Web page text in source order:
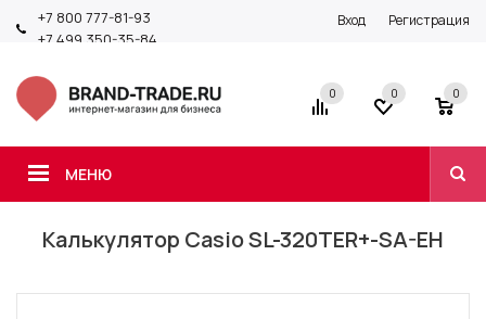
+7 800 777-81-93
+7 499 350-35-84
Вход Регистрация
МЕНЮ
0 0 0
Калькулятор Casio SL-320TER+-SA-EH